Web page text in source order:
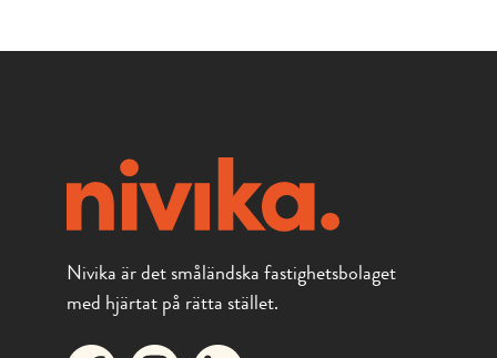
Nivika är det småländska fastighetsbolaget
med hjärtat på rätta stället.